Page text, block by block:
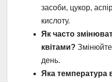
засоби, цукор,
кислоту.
Як часто
квітами?
день.
Яка температура